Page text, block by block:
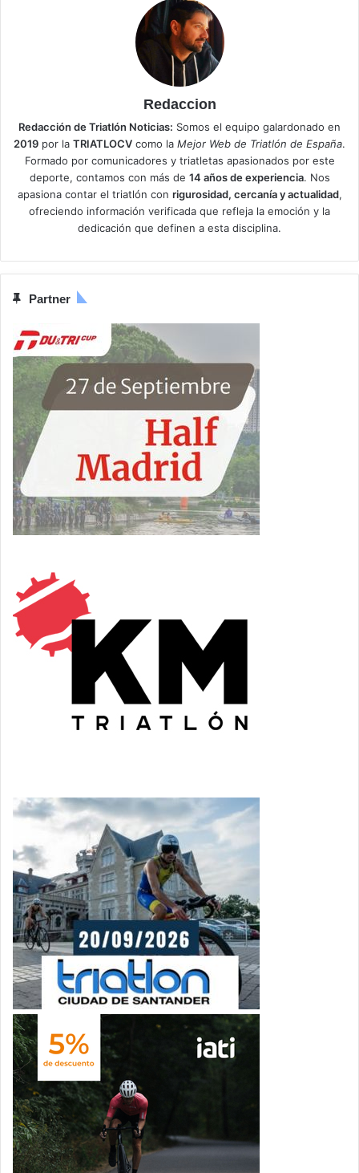
Redaccion
Redacción de Triatlón Noticias: Somos el equipo galardonado en
2019 por la TRIATLOCV como la Mejor Web de Triatlón de España.
Formado por comunicadores y triatletas apasionados por este
deporte, contamos con más de 14 años de experiencia. Nos
apasiona contar el triatlón con rigurosidad, cercanía y actualidad,
ofreciendo información verificada que refleja la emoción y la
dedicación que definen a esta disciplina.
Partner